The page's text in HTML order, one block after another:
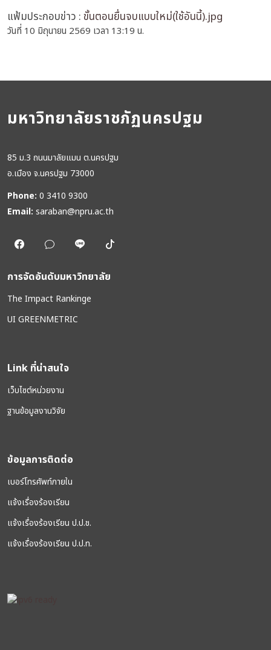
แฟ้มประกอบข่าว :ขั้นตอนยื่นจบแบบใหม่(ใช้อันนี้).jpg
วันที่ 10 มิถุนายน 2569 เวลา 13:19 น.
มหาวิทยาลัยราชภัฏนครปฐม
85 ม.3 ถนนมาลัยแมน ต.นครปฐม
อ.เมือง จ.นครปฐม 73000
Phone: 0 3410 9300
Email: saraban@npru.ac.th
การจัดอันดับมหาวิทยาลัย
The Impact Rankinge
UI GREENMETRIC
Link ที่น่าสนใจ
เว็บไซต์หน่วยงาน
ฐานข้อมูลงานวิจัย
ข้อมูลการติดต่อ
เบอร์โทรศัพท์ภายใน
แจ้งเรื่องร้องเรียน
แจ้งเรื่องร้องเรียน ป.ป.ช.
แจ้งเรื่องร้องเรียน ป.ป.ท.